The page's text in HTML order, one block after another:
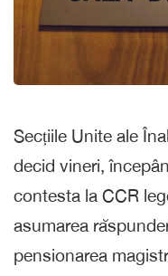
Secțiile Unite ale
decid vineri,
contesta la CCR
asumarea
pensionarea